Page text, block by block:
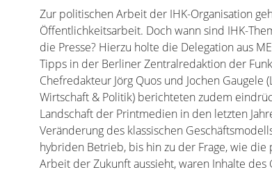
Zur politischen Arbeit der IHK-Organisation
Öffentlichkeitsarbeit. Doch wann sind IHK-
die Presse? Hierzu holte die Delegation aus
Tipps in der Berliner Zentralredaktion der
Chefredakteur Jörg Quos und Jochen Gaugele
Wirtschaft & Politik) berichteten zudem
Landschaft der Printmedien in den letzten
Veränderung des klassischen
hybriden Betrieb, bis hin zu der Frage, wie
Arbeit der Zukunft aussieht, waren Inhalte des